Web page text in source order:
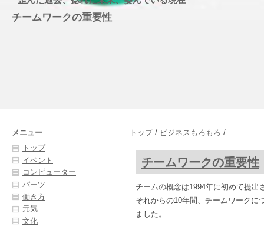
チームワークの重要性
トップ/ ビジネスもろもろ /
チームワークの重要性
チームの概念は1994年に初めて提出
それからの10年間、チームワークに
ました。
メニュー
トップ
イベント
コンピューター
パーツ
働き方
元気
文化